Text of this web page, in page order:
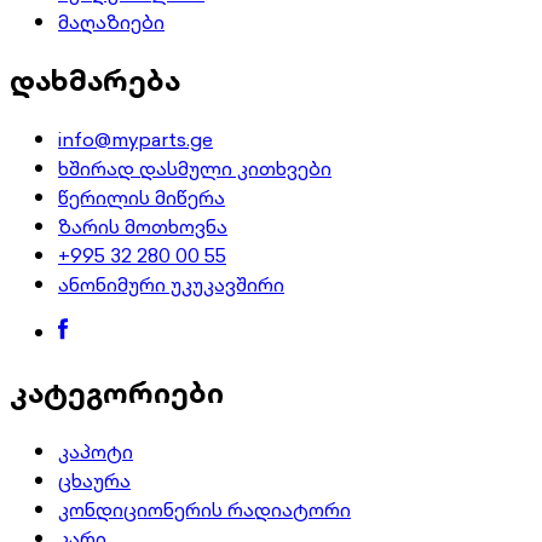
მაღაზიები
დახმარება
info@myparts.ge
ხშირად დასმული კითხვები
წერილის მიწერა
ზარის მოთხოვნა
+995 32 280 00 55
ანონიმური უკუკავშირი
კატეგორიები
კაპოტი
ცხაურა
კონდიციონერის რადიატორი